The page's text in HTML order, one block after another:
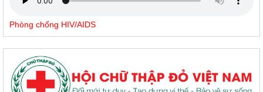
Phòng chống HIV/AIDS